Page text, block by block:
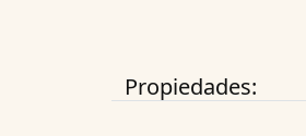
Propiedades: